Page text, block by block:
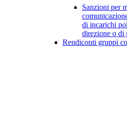
Sanzioni per
di incarichi
direzione o di
Rendiconti gruppi